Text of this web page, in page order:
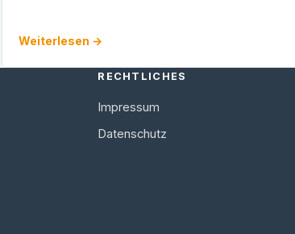
Weiterlesen →
RECHTLICHES
Impressum
Datenschutz